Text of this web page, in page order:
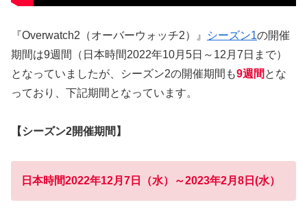
『Overwatch2（オーバーウォッチ2）』 シーズン1の開催
期間は9週間（日本時間2022年10月5日～12月7日まで）
となっていましたが、シーズン2の開催期間も9週間 とな
っており、下記期間となっています。
【シーズン2開催期間】
日本時間2022年12月7日（水）～2023年2月8日(水）